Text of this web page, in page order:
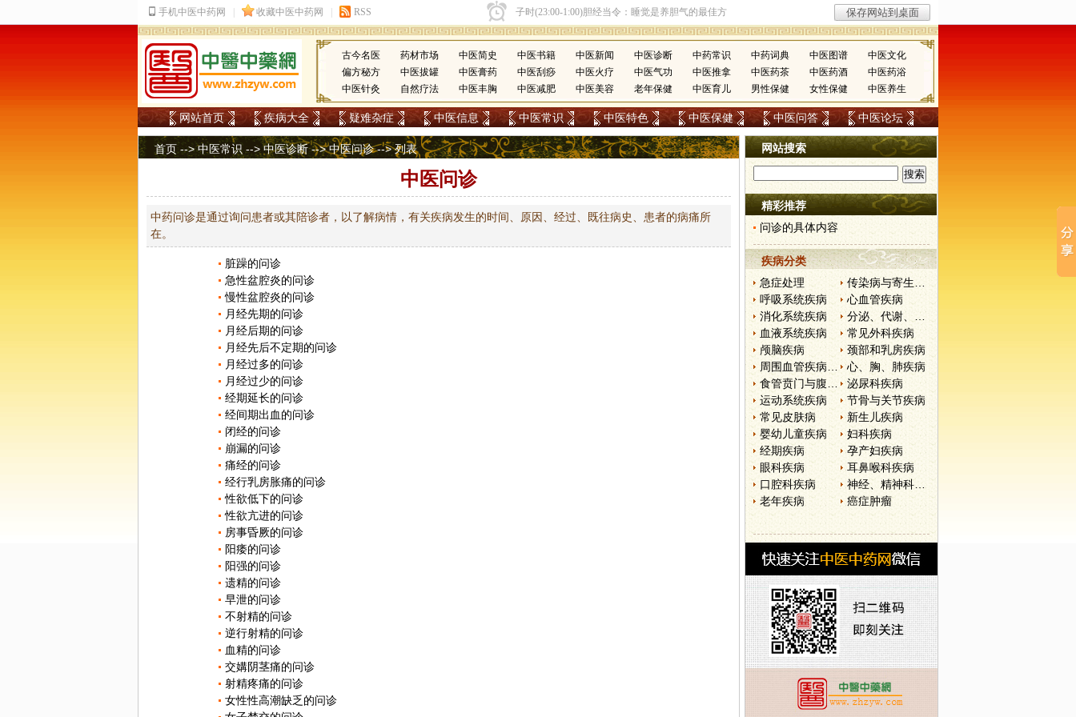
古今名医 药材市场 中医简史 中医书籍 中医新闻 中医诊断 中药常识 中药词典 中医图谱
中医文化
偏方秘方
中医拔罐 中医膏药 中医刮痧 中医火疗 中医气功 中医推拿 中医药茶 中医药酒
中医药浴
中医针灸
自然疗法 中医丰胸 中医减肥 中医美容 老年保健 中医育儿 男性保健 女性保健 中医养生
网站首页 疾病大全 疑难杂症 中医信息 中医常识 中医特色 中医保健 中医问答 中医论坛
首页 -->中医常识 -->中医诊断-->中医问诊-->列表
中医问诊
中药问诊是通过询问患者或其陪诊者，以了解病情，有关疾病发生的时间、原因、经过、既往病史、患者的病痛所
在。
脏躁的问诊
急性盆腔炎的问诊
慢性盆腔炎的问诊
月经先期的问诊
月经后期的问诊
月经先后不定期的问诊
月经过多的问诊
月经过少的问诊
经期延长的问诊
经间期出血的问诊
闭经的问诊
崩漏的问诊
痛经的问诊
经行乳房胀痛的问诊
性欲低下的问诊
性欲亢进的问诊
房事昏厥的问诊
阳痿的问诊
阳强的问诊
遗精的问诊
早泄的问诊
不射精的问诊
逆行射精的问诊
血精的问诊
交媾阴茎痛的问诊
射精疼痛的问诊
女性性高潮缺乏的问诊
网站搜索
精彩推荐
问诊的具体内容
疾病分类
急症处理
传染病与寄生虫病
呼吸系统疾病
心血管疾病
消化系统疾病
分泌、代谢、营养和肾脏疾病
血液系统疾病
常见外科疾病
颅脑疾病
颈部和乳房疾病
周围血管疾病和淋巴管疾病
心、胸、肺疾病
食管贲门与腹部疾病
泌尿科疾病
运动系统疾病
节骨与关节疾病
常见皮肤病
新生儿疾病
婴幼儿童疾病
妇科疾病
经期疾病
孕产妇疾病
眼科疾病
耳鼻喉科疾病
口腔科疾病
神经、精神科疾病
老年疾病
癌症肿瘤